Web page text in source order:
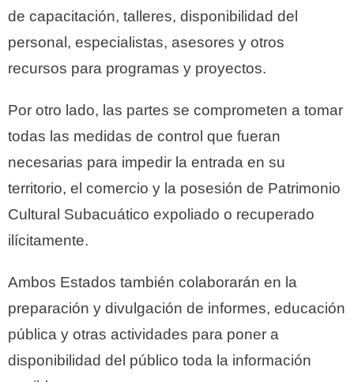
de capacitación, talleres, disponibilidad del
personal, especialistas, asesores y otros
recursos para programas y proyectos.
Por otro lado, las partes se comprometen a tomar
todas las medidas de control que fueran
necesarias para impedir la entrada en su
territorio, el comercio y la posesión de Patrimonio
Cultural Subacuático expoliado o recuperado
ilícitamente.
Ambos Estados también colaborarán en la
preparación y divulgación de informes, educación
pública y otras actividades para poner a
disponibilidad del público toda la información